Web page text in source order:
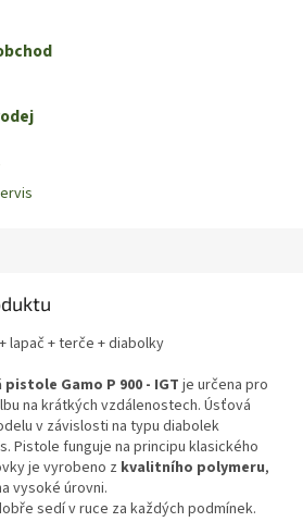
lapač + terče + diabolky
Gamo P 900 - IGT je určena pro
na krátkých vzdálenostech. Úsťová
v závislosti na typu diabolek
Pistole funguje na principu klasického
je vyrobeno z kvalitního polymeru,
vysoké úrovni.
sedí v ruce za každých podmínek.